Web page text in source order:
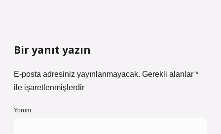
Bir yanıt yazın
E-posta adresiniz yayınlanmayacak. Gerekli alanlar *
ile işaretlenmişlerdir
Yorum